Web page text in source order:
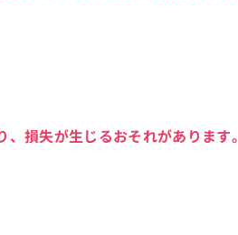
損失が生じるおそれがあります。